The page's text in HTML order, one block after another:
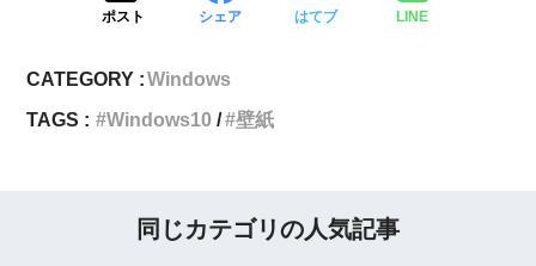
ポスト シェア はてブ LINE
CATEGORY :Windows
TAGS :
Windows10 壁紙
同じカテゴリの人気記事